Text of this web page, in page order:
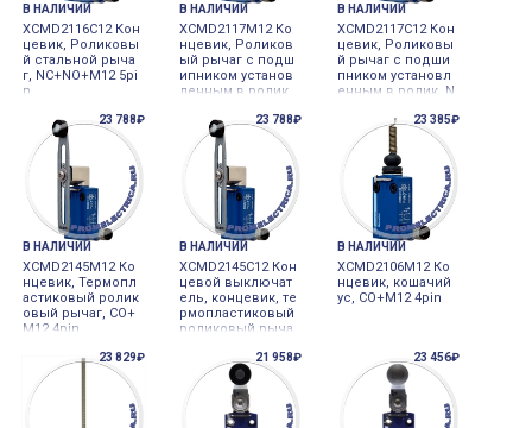
В НАЛИЧИИ
XCMD2116С12 Кон
цевик, Роликовы
й стальной рыча
г, NC+NO+M12 5pi
n
В НАЛИЧИИ
XCMD2117M12 Ко
нцевик, Роликов
ый рычаг с подш
ипником установ
ленным в ролик,
В НАЛИЧИИ
XCMD2117C12 Кон
цевик, Роликовы
й рычаг с подши
пником установл
енным в ролик, N
23 788₽
В НАЛИЧИИ
XCMD2145M12 Ко
нцевик, Термопл
астиковый ролик
овый рычаг, CO+
M12 4pin
23 788₽
В НАЛИЧИИ
XCMD2145C12 Кон
цевой выключат
ель, концевик, те
рмопластиковый
роликовый рыча
n Schneider Electr
23 385₽
В НАЛИЧИИ
XCMD2106M12 Ко
нцевик, кошачий
ус, CO+M12 4pin
23 829₽ 21 958₽ 23 456₽